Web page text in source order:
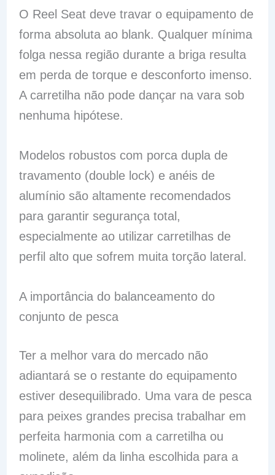
O Reel Seat deve travar o equipamento de
forma absoluta ao blank. Qualquer mínima
folga nessa região durante a briga resulta
em perda de torque e desconforto imenso.
A carretilha não pode dançar na vara sob
nenhuma hipótese.
Modelos robustos com porca dupla de
travamento (double lock) e anéis de
alumínio são altamente recomendados
para garantir segurança total,
especialmente ao utilizar carretilhas de
perfil alto que sofrem muita torção lateral.
A importância do balanceamento do
conjunto de pesca
Ter a melhor vara do mercado não
adiantará se o restante do equipamento
estiver desequilibrado. Uma vara de pesca
para peixes grandes precisa trabalhar em
perfeita harmonia com a carretilha ou
molinete, além da linha escolhida para a